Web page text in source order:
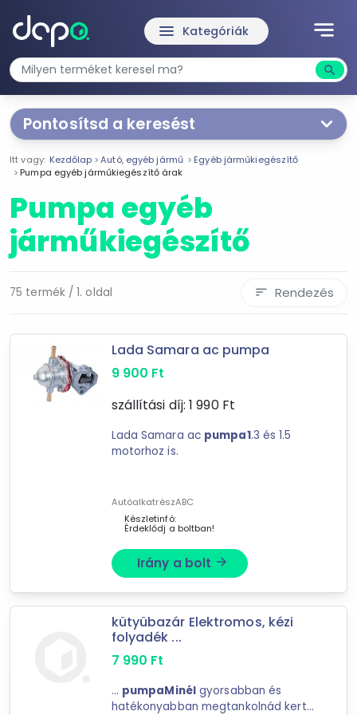
notes
menu Kategóriák
search
Pontosítsd a keresést
Segítünk a keresésben!
Válaszd ki a jellemzőketTe magad!
Ár szűrése
620 Ft
Szűrés
75találat
Mást is keresel? Válogass a Depo teljes
tovább válogatok »
Itt vagy: Kezdőlap Autó, egyéb jármű
Egyéb járműkiegészítő
Pumpa egyéb járműkiegészítő árak
Pumpa egyéb
járműkiegészítő
75 termék / 1. oldal sort Rendezés
Lada Samara ac pumpa
9 900 Ft
szállítási díj: 1 990Ft
Lada Samara ac pumpa1.3 és 1.5
motorhoz is.
AutóalkatrészABC
Készletinfó:
Érdeklődj a boltban!
Irány a bolt arrow_forward
kütyübazár Elektromos, kézi
folyadék ...
7 990 Ft
... pumpaMinélgyorsabban és
hatékonyabban megtankolnád kerti-